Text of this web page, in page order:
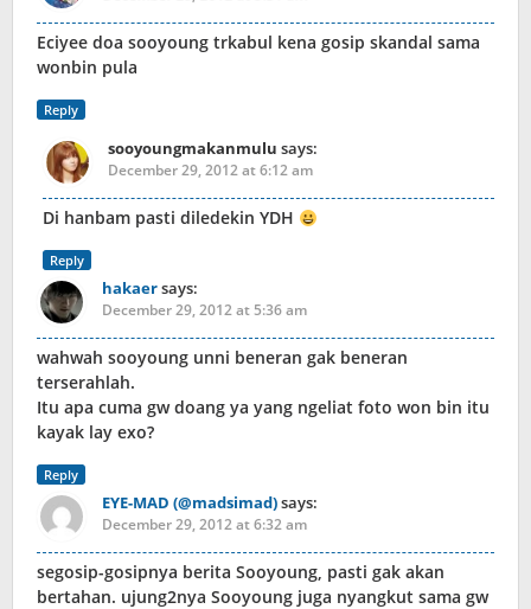
Eciyee doa sooyoung trkabul kena gosip skandal sama
wonbin pula
Reply
sooyoungmakanmulu says:
December 29, 2012 at 6:12 am
Di hanbam pasti diledekin YDH
Reply
hakaersays:
December 29, 2012 at 5:36 am
wahwah sooyoung unni beneran gak beneran
terserahlah.
Itu apa cuma gw doang ya yang ngeliat foto won bin itu
kayak lay exo?
Reply
EYE-MAD (@madsimad)says:
December 29, 2012 at 6:32 am
segosip-gosipnya berita Sooyoung, pasti gak akan
bertahan. ujung2nya Sooyoung juga nyangkut sama gw